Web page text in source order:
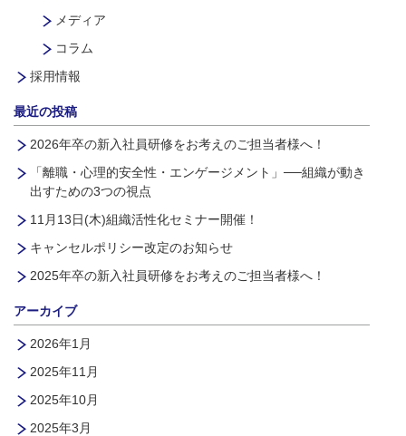
メディア
コラム
採用情報
最近の投稿
2026年卒の新入社員研修をお考えのご担当者様へ！
「離職・心理的安全性・エンゲージメント」──組織が動き
出すための3つの視点
11月13日(木)組織活性化セミナー開催！
キャンセルポリシー改定のお知らせ
2025年卒の新入社員研修をお考えのご担当者様へ！
アーカイブ
2026年1月
2025年11月
2025年10月
2025年3月